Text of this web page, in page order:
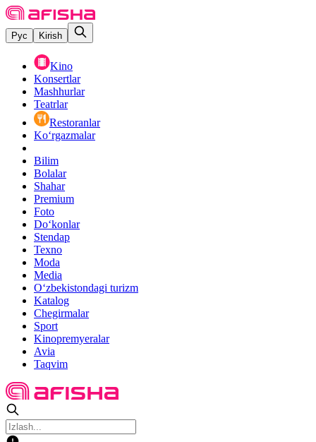
Рус Kirish
Kino
Konsertlar
Mashhurlar
Teatrlar
Restoranlar
Ko‘rgazmalar
Bilim
Bolalar
Shahar
Premium
Foto
Do‘konlar
Stendap
Texno
Moda
Media
O‘zbekistondagi turizm
Katalog
Chegirmalar
Sport
Kinopremyeralar
Avia
Taqvim